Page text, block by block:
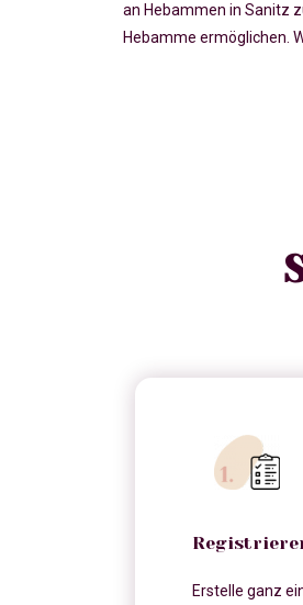
an Hebammen in Sanitz
Hebamme ermöglichen.
Erstelle ganz